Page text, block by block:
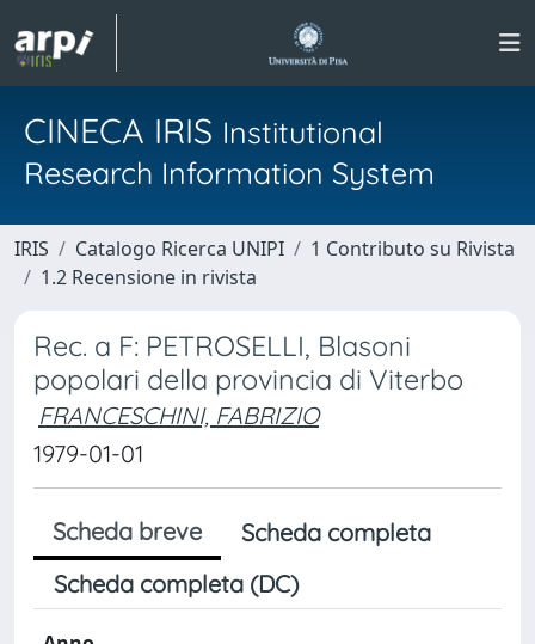
CINECA IRIS Institutional
Research Information System
IRIS Catalogo Ricerca UNIPI
1 Contributo su Rivista
1.2 Recensione in rivista
Rec. a F: PETROSELLI, Blasoni
popolari della provincia di Viterbo
FRANCESCHINI, FABRIZIO
1979-01-01
Scheda breve
Scheda completa
Scheda completa (DC)